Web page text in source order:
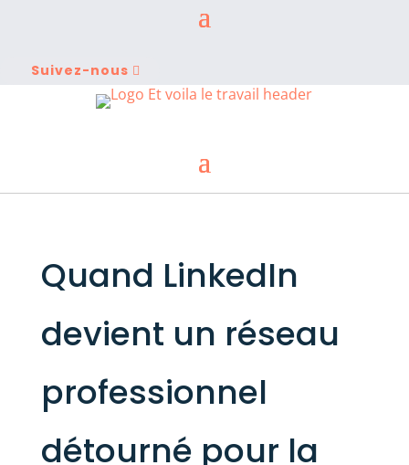
Suivez-nous
Quand LinkedIn
devient un réseau
professionnel
détourné pour la